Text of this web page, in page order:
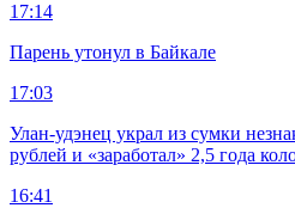
17:14
Парень утонул в Байкале
17:03
Улан-удэнец украл из сумки
рублей и «заработал» 2,5 года
16:41